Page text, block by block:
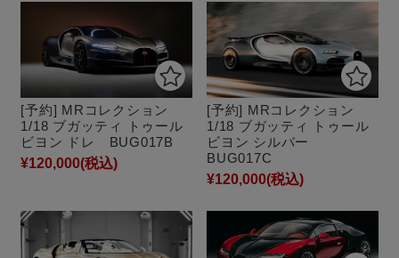
[予約] MRコレクション
1/18 ブガッティ トゥール
ビヨン ドレ BUG017B
¥120,000(税込)
[予約] MRコレクション
1/18 ブガッティ トゥール
ビヨン シルバー
BUG017C
¥120,000(税込)